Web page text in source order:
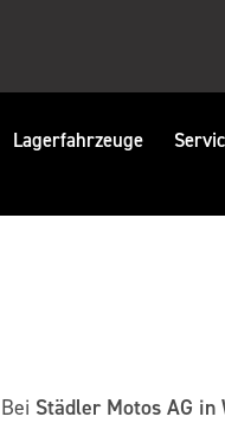
Lagerfahrzeuge
Städler Motos AG in